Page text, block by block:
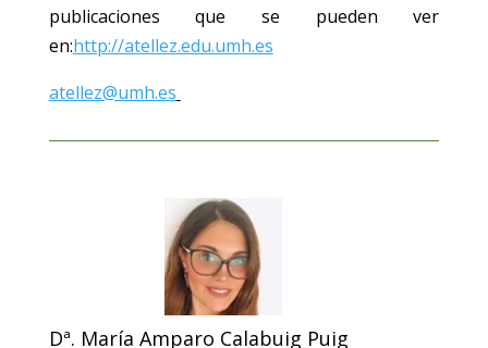
publicaciones que se pueden ver
en:http://atellez.edu.umh.es
atellez@umh.es
Dª. María Amparo Calabuig Puig